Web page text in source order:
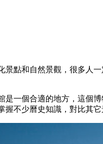
景點和自然景觀，很多人
是一個合適的地方，這個
不少曆史知識，對比其